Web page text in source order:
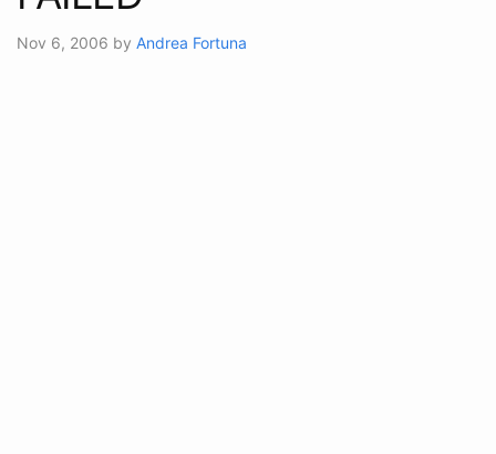
Nov 6, 2006 by Andrea Fortuna